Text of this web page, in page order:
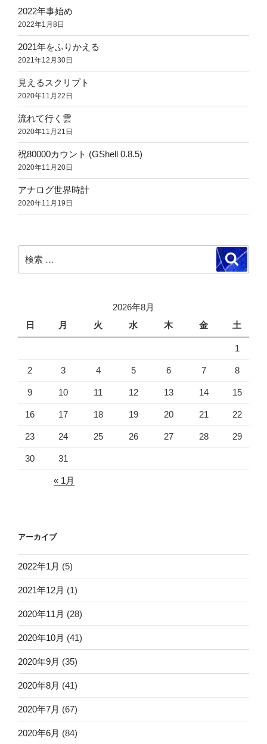
2022年事始め
2022年1月8日
2021年をふりかえる
2021年12月30日
見えるスクリプト
2020年11月22日
流れて行く雲
2020年11月21日
祝80000カウント (GShell 0.8.5)
2020年11月20日
アナログ世界時計
2020年11月19日
索:
検
索
2026年8月
日
月 火 水 木 金 土
1
2 3 4 5 6 7 8
9 10 11 12 13 14 15
16 17 18 19 20 21 22
23 24 25 26 27 28 29
30 31
« 1月
アーカイブ
2022年1月 (5)
2021年12月 (1)
2020年11月 (28)
2020年10月 (41)
2020年9月 (35)
2020年8月 (41)
2020年7月 (67)
2020年6月 (84)